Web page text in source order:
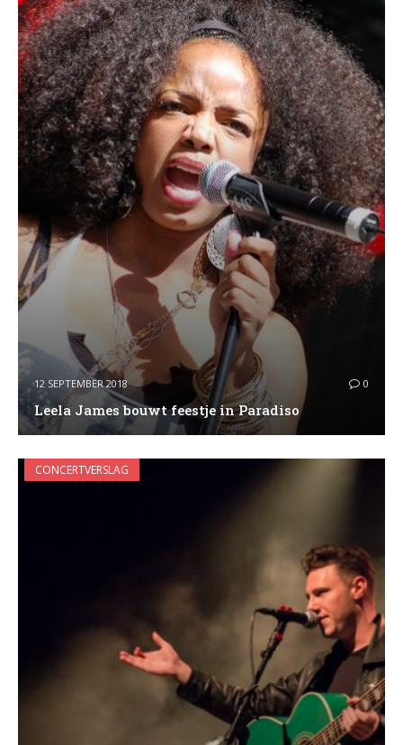
12 SEPTEMBER 2018 0
Leela James bouwt feestje in Paradiso
CONCERTVERSLAG